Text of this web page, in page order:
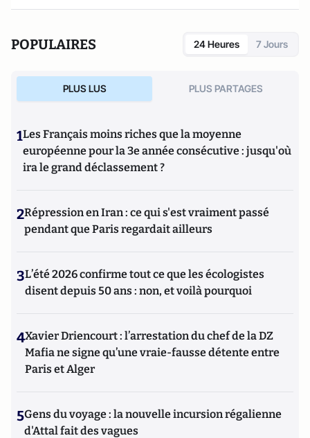
POPULAIRES 24 Heures 7 Jours
PLUS LUS PLUS PARTAGES
1Les Français moins riches que la moyenne
européenne pour la 3e année consécutive : jusqu'où
ira le grand déclassement ?
2Répression en Iran : ce qui s'est vraiment passé
pendant que Paris regardait ailleurs
3L’été 2026 confirme tout ce que les écologistes
disent depuis 50 ans : non, et voilà pourquoi
4Xavier Driencourt : l’arrestation du chef de la DZ
Mafia ne signe qu’une vraie-fausse détente entre
Paris et Alger
5Gens du voyage : la nouvelle incursion régalienne
d'Attal fait des vagues